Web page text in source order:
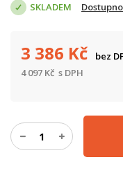
SKLADEM
3 386 Kč
bez
4 097 Kč s DPH